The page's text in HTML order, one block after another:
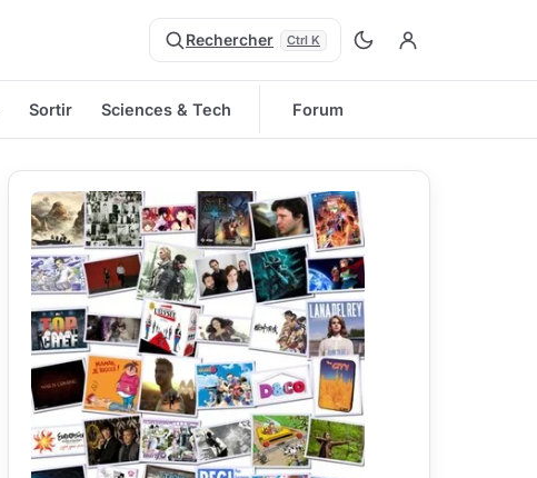
Rechercher Ctrl K
Sortir Sciences & Tech Forum